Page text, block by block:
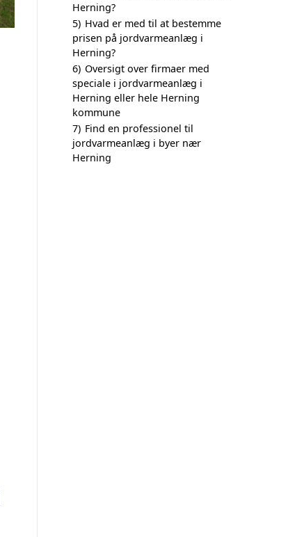
Herning?
5) Hvad er med til at bestemme
prisen på jordvarmeanlæg i
Herning?
6) Oversigt over firmaer med
speciale i jordvarmeanlæg i
Herning eller hele Herning
kommune
7) Find en professionel til
jordvarmeanlæg i byer nær
Herning